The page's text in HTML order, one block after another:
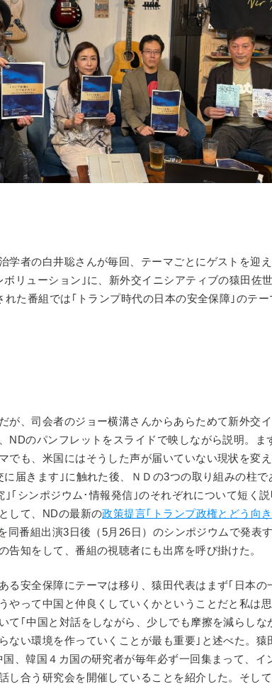
学者の白井聡さんが毎回、テーマごとにゲストを迎
ボリューション｣に、新外交イニシアティブの猿田佐
れた番組では｢トランプ時代の日本の安全保障｣のテー
が、司会者のジョー横溝さんからあらためて新外交
NDのパンフレットをスライドで映しながら説明。ま
でも、米国にはそうした声が届いていない現状を変
届きます｣に触れた後、ＮＤの3つの取り組みの柱で
｣｢シンポジウム･情報発信｣のそれぞれについて短く説
して、NDの最新の政策提言｢トランプ政権とどう向
同番組出演3日後（5月26日）のシンポジウムで発表
告知をして、番組の視聴者にも出席を呼び掛けた。
る安全保障にテーマは移り、猿田代表はまず｢日本の
やって中国と仲良くしていくかということだと私は
て｢中国と対話をしながら、少しでも摩擦を減らしな
ない環境を作っていくことが最も重要｣と述べた。猿
、韓国４カ国の研究者が毎年必ず一回集まって、イ
し合う研究会を開催していることを紹介した。そし